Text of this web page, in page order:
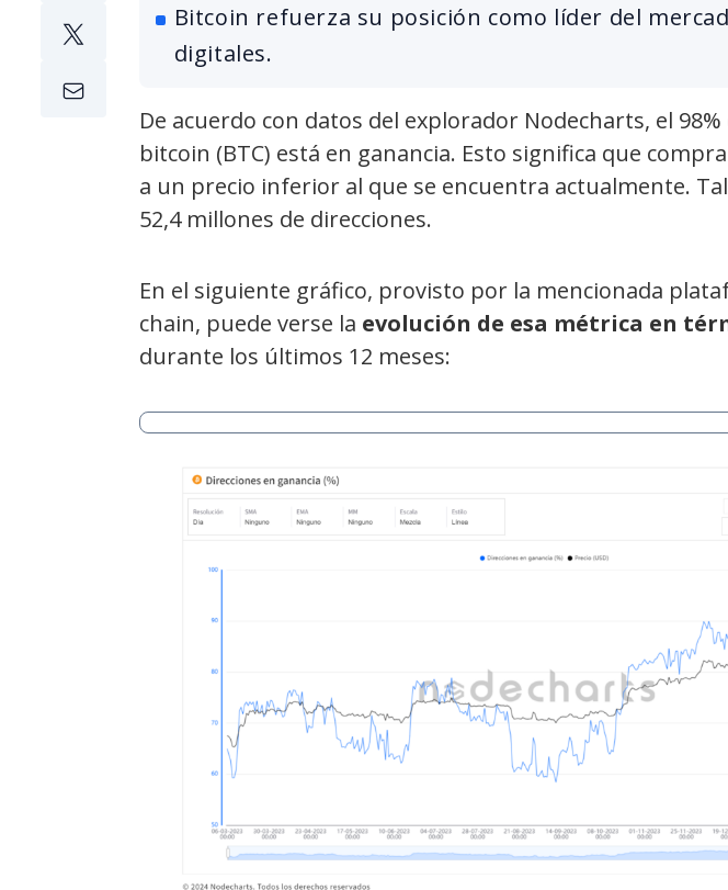
Bitcoin refuerza su posición como líder del
digitales.
De acuerdo con datos del explorador Nodecharts, el
bitcoin (BTC) está en ganancia. Esto significa que
a un precio inferior al que se encuentra actualmente.
52,4 millones de direcciones.
En el siguiente gráfico, provisto por la mencionada
chain, puede verse la evolución de esa métrica en
durante los últimos 12 meses: